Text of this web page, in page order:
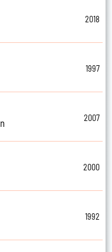
2018
1997
2007
2000
1992